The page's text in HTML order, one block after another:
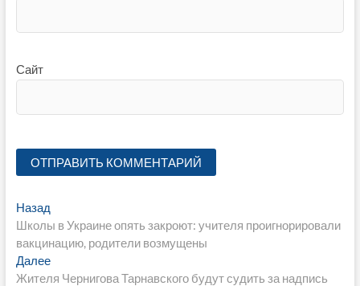
Сайт
Навигация
по
записям
НазадПредыдущая
запись:
Школы в Украине опять закроют: учителя проигнорировали
вакцинацию, родители возмущены
ДалееСледующая
запись:
Жителя Чернигова Тарнавского будут судить за надпись